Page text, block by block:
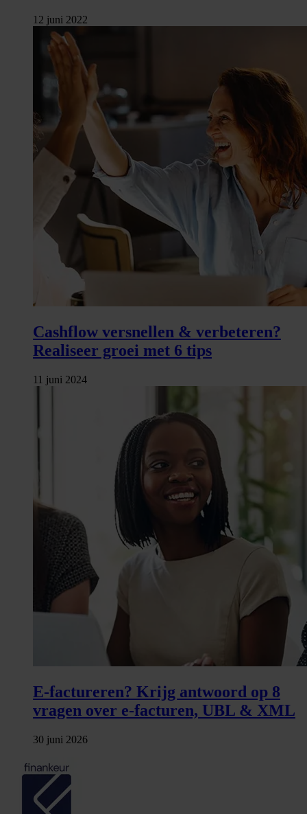
12 juni 2022
Cashflow versnellen & verbeteren?
Realiseer groei met 6 tips
11 juni 2024
E-factureren? Krijg antwoord op 8
vragen over e-facturen, UBL & XML
30 juni 2026